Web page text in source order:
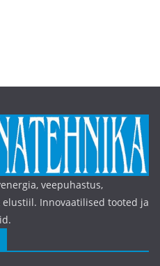
veepuhastus,
Innovaatilised tooted ja